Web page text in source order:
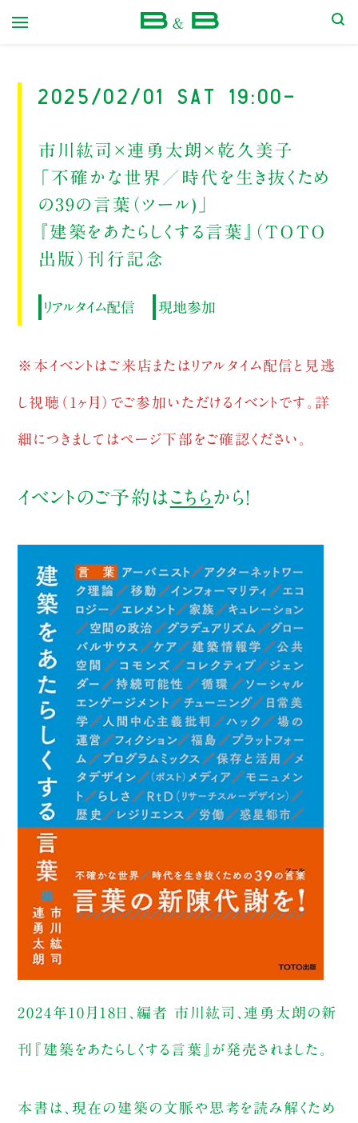
2025/02/01 Sat 19:00-
市川紘司×連勇太朗×乾久美子
「不確かな世界／時代を生き抜くため
の39の言葉（ツール)」
『建築をあたらしくする言葉』（ＴＯＴＯ
出版）刊行記念
リアルタイム配信 現地参加
※本イベントはご来店またはリアルタイム配信と見逃
し視聴（1ヶ月）でご参加いただけるイベントです。詳
細につきましてはページ下部をご確認ください。
イベントのご予約は こちらから！
2024年10月18日、編者 市川紘司、連勇太朗の新
刊『建築をあたらしくする言葉』が発売されました。
本書は、現在の建築の文脈や思考を読み解くため